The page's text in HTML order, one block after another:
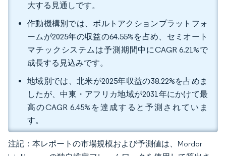
大する見通しです。
作動機構別では、ボルトアクションプラットフォ
ームが2025年の収益の64.55%を占め、セミオート
マチックシステムは予測期間中にCAGR 6.21%で
成長する見込みです。
地域別では、北米が2025年収益の38.22%を占めま
したが、中東・アフリカ地域が2031年にかけて最
高のCAGR 6.45%を達成すると予測されていま
す。
注記：本レポートの市場規模および予測値は、Mordor